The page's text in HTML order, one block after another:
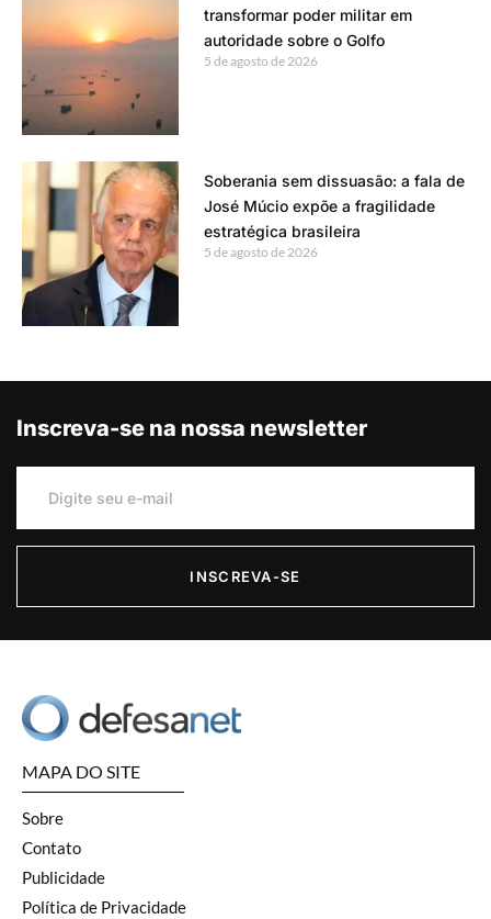
transformar poder militar em
autoridade sobre o Golfo
5 de agosto de 2026
Soberania sem dissuasão: a fala de
José Múcio expõe a fragilidade
estratégica brasileira
5 de agosto de 2026
Inscreva-se na nossa newsletter
INSCREVA-SE
MAPA DO SITE
Sobre
Contato
Publicidade
Política de Privacidade